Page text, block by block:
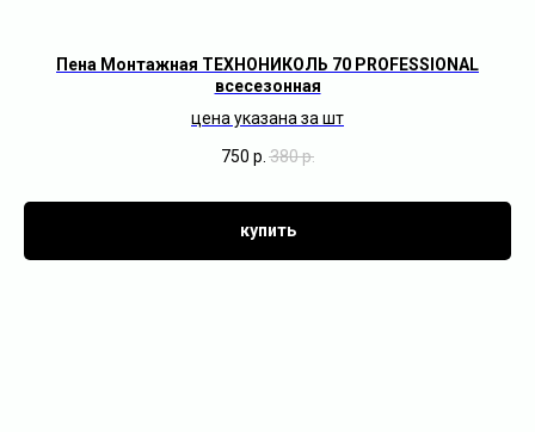
Пена Монтажная ТЕХНОНИКОЛЬ 70 PROFESSIONAL
всесезонная
цена указана за шт
750 р. 380р.
купить